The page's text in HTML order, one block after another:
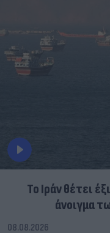
Το Ιράν θέτει
άνοιγμα
08.08.2026